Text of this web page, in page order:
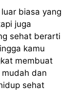
biasa yang
juga
sehat berarti
kamu
membuat
dan
sehat